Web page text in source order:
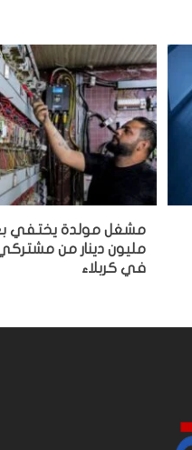
مليون دينار من
في كربلاء